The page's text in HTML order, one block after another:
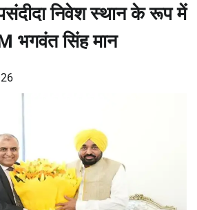
निवेश स्थान के रूप में
भगवंत सिंह मान